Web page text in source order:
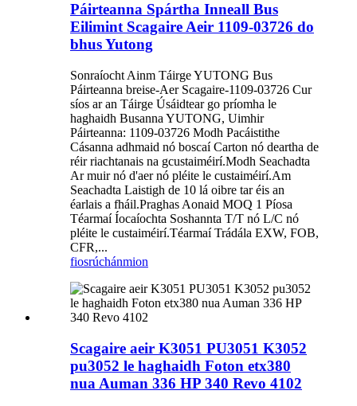
Páirteanna Spártha Inneall Bus
Eilimint Scagaire Aeir 1109-03726 do
bhus Yutong
Sonraíocht Ainm Táirge YUTONG Bus
Páirteanna breise-Aer Scagaire-1109-03726 Cur
síos ar an Táirge Úsáidtear go príomha le
haghaidh Busanna YUTONG, Uimhir
Páirteanna: 1109-03726 Modh Pacáistithe
Cásanna adhmaid nó boscaí Carton nó deartha de
réir riachtanais na gcustaiméirí.Modh Seachadta
Ar muir nó d'aer nó pléite le custaiméirí.Am
Seachadta Laistigh de 10 lá oibre tar éis an
éarlais a fháil.Praghas Aonaid MOQ 1 Píosa
Téarmaí Íocaíochta Soshannta T/T nó L/C nó
pléite le custaiméirí.Téarmaí Trádála EXW, FOB,
CFR,...
fiosrúchánmion
Scagaire aeir K3051 PU3051 K3052
pu3052 le haghaidh Foton etx380
nua Auman 336 HP 340 Revo 4102